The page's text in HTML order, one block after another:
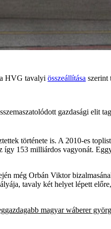
HVG tavalyi összeállítása szerint
gazdasági elit
története is. A 2010-es
153 milliárdos vagyonát.
még Orbán Viktor
tavaly két helyet lépett
magyar wáberer